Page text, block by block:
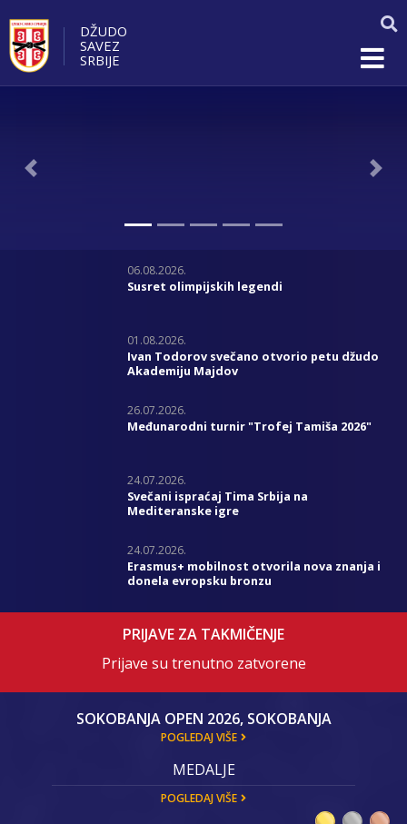
DŽUDO
SAVEZ
SRBIJE
Previous Next
06.08.2026.
Susret olimpijskih legendi
01.08.2026.
Ivan Todorov svečano otvorio petu džudo
Akademiju Majdov
26.07.2026.
Međunarodni turnir "Trofej Tamiša 2026"
24.07.2026.
Svečani ispraćaj Tima Srbija na
Mediteranske igre
24.07.2026.
Erasmus+ mobilnost otvorila nova znanja i
donela evropsku bronzu
PRIJAVE ZA TAKMIČENJE
Prijave su trenutno zatvorene
SOKOBANJA OPEN 2026, SOKOBANJA
POGLEDAJ VIŠE
MEDALJE
POGLEDAJ VIŠE